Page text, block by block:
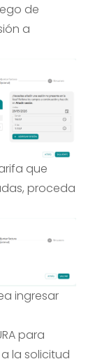
de
a
que
proceda
ingresar
para
la solicitud